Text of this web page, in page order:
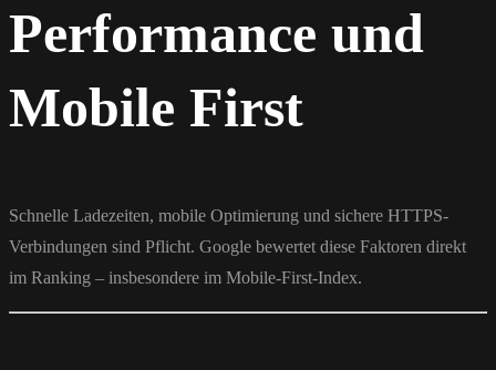
Performance und
Mobile First
Schnelle Ladezeiten, mobile Optimierung und sichere HTTPS-
Verbindungen sind Pflicht. Google bewertet diese Faktoren direkt
im Ranking – insbesondere im Mobile-First-Index.